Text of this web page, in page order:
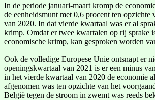
In de periode januari-maart kromp de
de eenheidsmunt met 0,6 procent ten opzichte
van 2020. In dat vierde kwartaal was er al
krimp. Omdat er twee kwartalen op rij sprake
economische krimp, kan gesproken worden
Ook de volledige Europese Unie ontsnapt er
openingskwartaal van 2021 is er een minus
in het vierde kwartaal van 2020 de economie
afgenomen was ten opzichte van het
België tegen de stroom in zwemt was reeds